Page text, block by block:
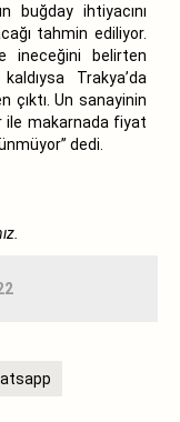
buğday ihtiyacını
tahmin ediliyor.
ineceğini belirten
Trakya’da
çıktı. Un sanayinin
ile makarnada fiyat
dedi.